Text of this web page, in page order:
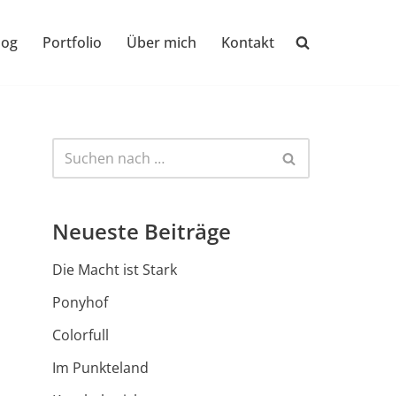
Portfolio Über mich Kontakt
Neueste Beiträge
Die Macht ist Stark
Ponyhof
Colorfull
Im Punkteland